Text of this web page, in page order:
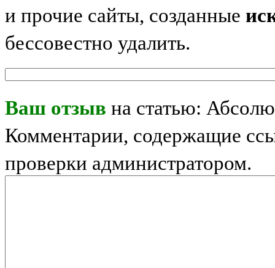
и прочие сайты, созданные
бессовестно удалить.
Ваш отзыв на статью:
Комментарии, содержащие
проверки администратором.